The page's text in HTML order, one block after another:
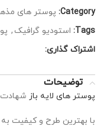
Category: پوستر های
Tags: استودیو گرافیک ,
اشتراک گذاری:
توضیحات
پوستر های لایه باز شهادت
با بهترین طرح و کیفیت